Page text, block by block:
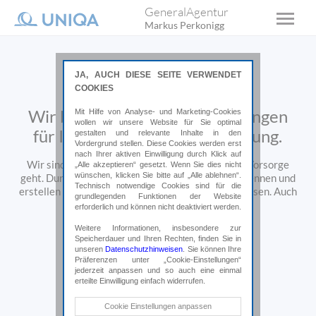
GeneralAgentur
Markus Perkonigg
Wir bieten professionelle Lösungen
für Ihre individuelle Versicherung.
Wir sind Ihr Partner, wenn es um Sicherheit und Vorsorge
geht. Durch persönliche Beratung lernen wir Sie kennen und
erstellen Lösungen, die perfekt zu Ihrem Leben passen.Auch
im Schadensfall sind wir für Sie da.
JA, AUCH DIESE SEITE VERWENDET
COOKIES
Mit Hilfe von Analyse- und Marketing-Cookies
wollen wir unsere Website für Sie optimal
gestalten und relevante Inhalte in den
Vordergrund stellen. Diese Cookies werden erst
nach Ihrer aktiven Einwilligung durch Klick auf
„Alle akzeptieren“ gesetzt. Wenn Sie dies nicht
wünschen, klicken Sie bitte auf „Alle ablehnen“.
Technisch notwendige Cookies sind für die
grundlegenden Funktionen der Website
erforderlich und können nicht deaktiviert werden.
Weitere Informationen, insbesondere zur
Speicherdauer und Ihren Rechten, finden Sie in
unserenDatenschutzhinweisen . Sie können Ihre
Präferenzen unter „Cookie-Einstellungen“
jederzeit anpassen und so auch eine einmal
erteilte Einwilligung einfach widerrufen.
Technische Cookies
Cookie Einstellungen anpassen